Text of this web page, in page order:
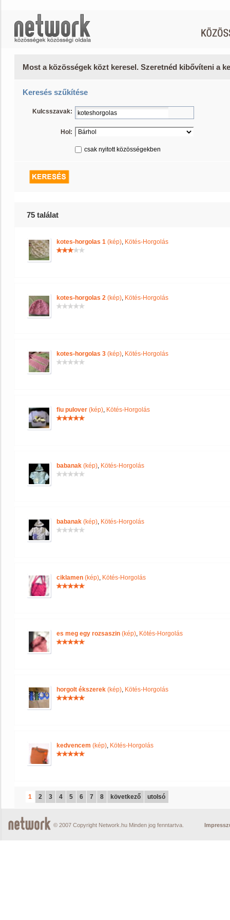
Most a közösségek közt keresel. Szeretnéd kibővíteni a
Keresés szűkítése
Kulcsszavak:
Hol:
csak nyitott közösségekben
75 találat
kotes-horgolas 1 (kép), Kötés-Horgolás
kotes-horgolas 2 (kép), Kötés-Horgolás
kotes-horgolas 3 (kép), Kötés-Horgolás
fiu pulover (kép), Kötés-Horgolás
babanak (kép), Kötés-Horgolás
babanak (kép), Kötés-Horgolás
ciklamen (kép), Kötés-Horgolás
es meg egy rozsaszin (kép), Kötés-Horgolás
horgolt ékszerek (kép), Kötés-Horgolás
kedvencem (kép), Kötés-Horgolás
1 2 3 4 5 6 7 8 következő utolsó
© 2007 Copyright Network.hu Minden jog fenntartva.